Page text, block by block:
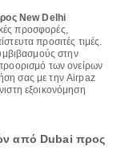
New Delhi
προσφορές,
προσιτές τιμές.
στην
των ονείρων
σας με την Airpaz
εξοικονόμηση
από Dubai προς